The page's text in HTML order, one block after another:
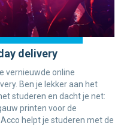
delivery
vernieuwde online
Ben je lekker aan het
studeren en dacht je net:
printen voor de
helpt je studeren met de